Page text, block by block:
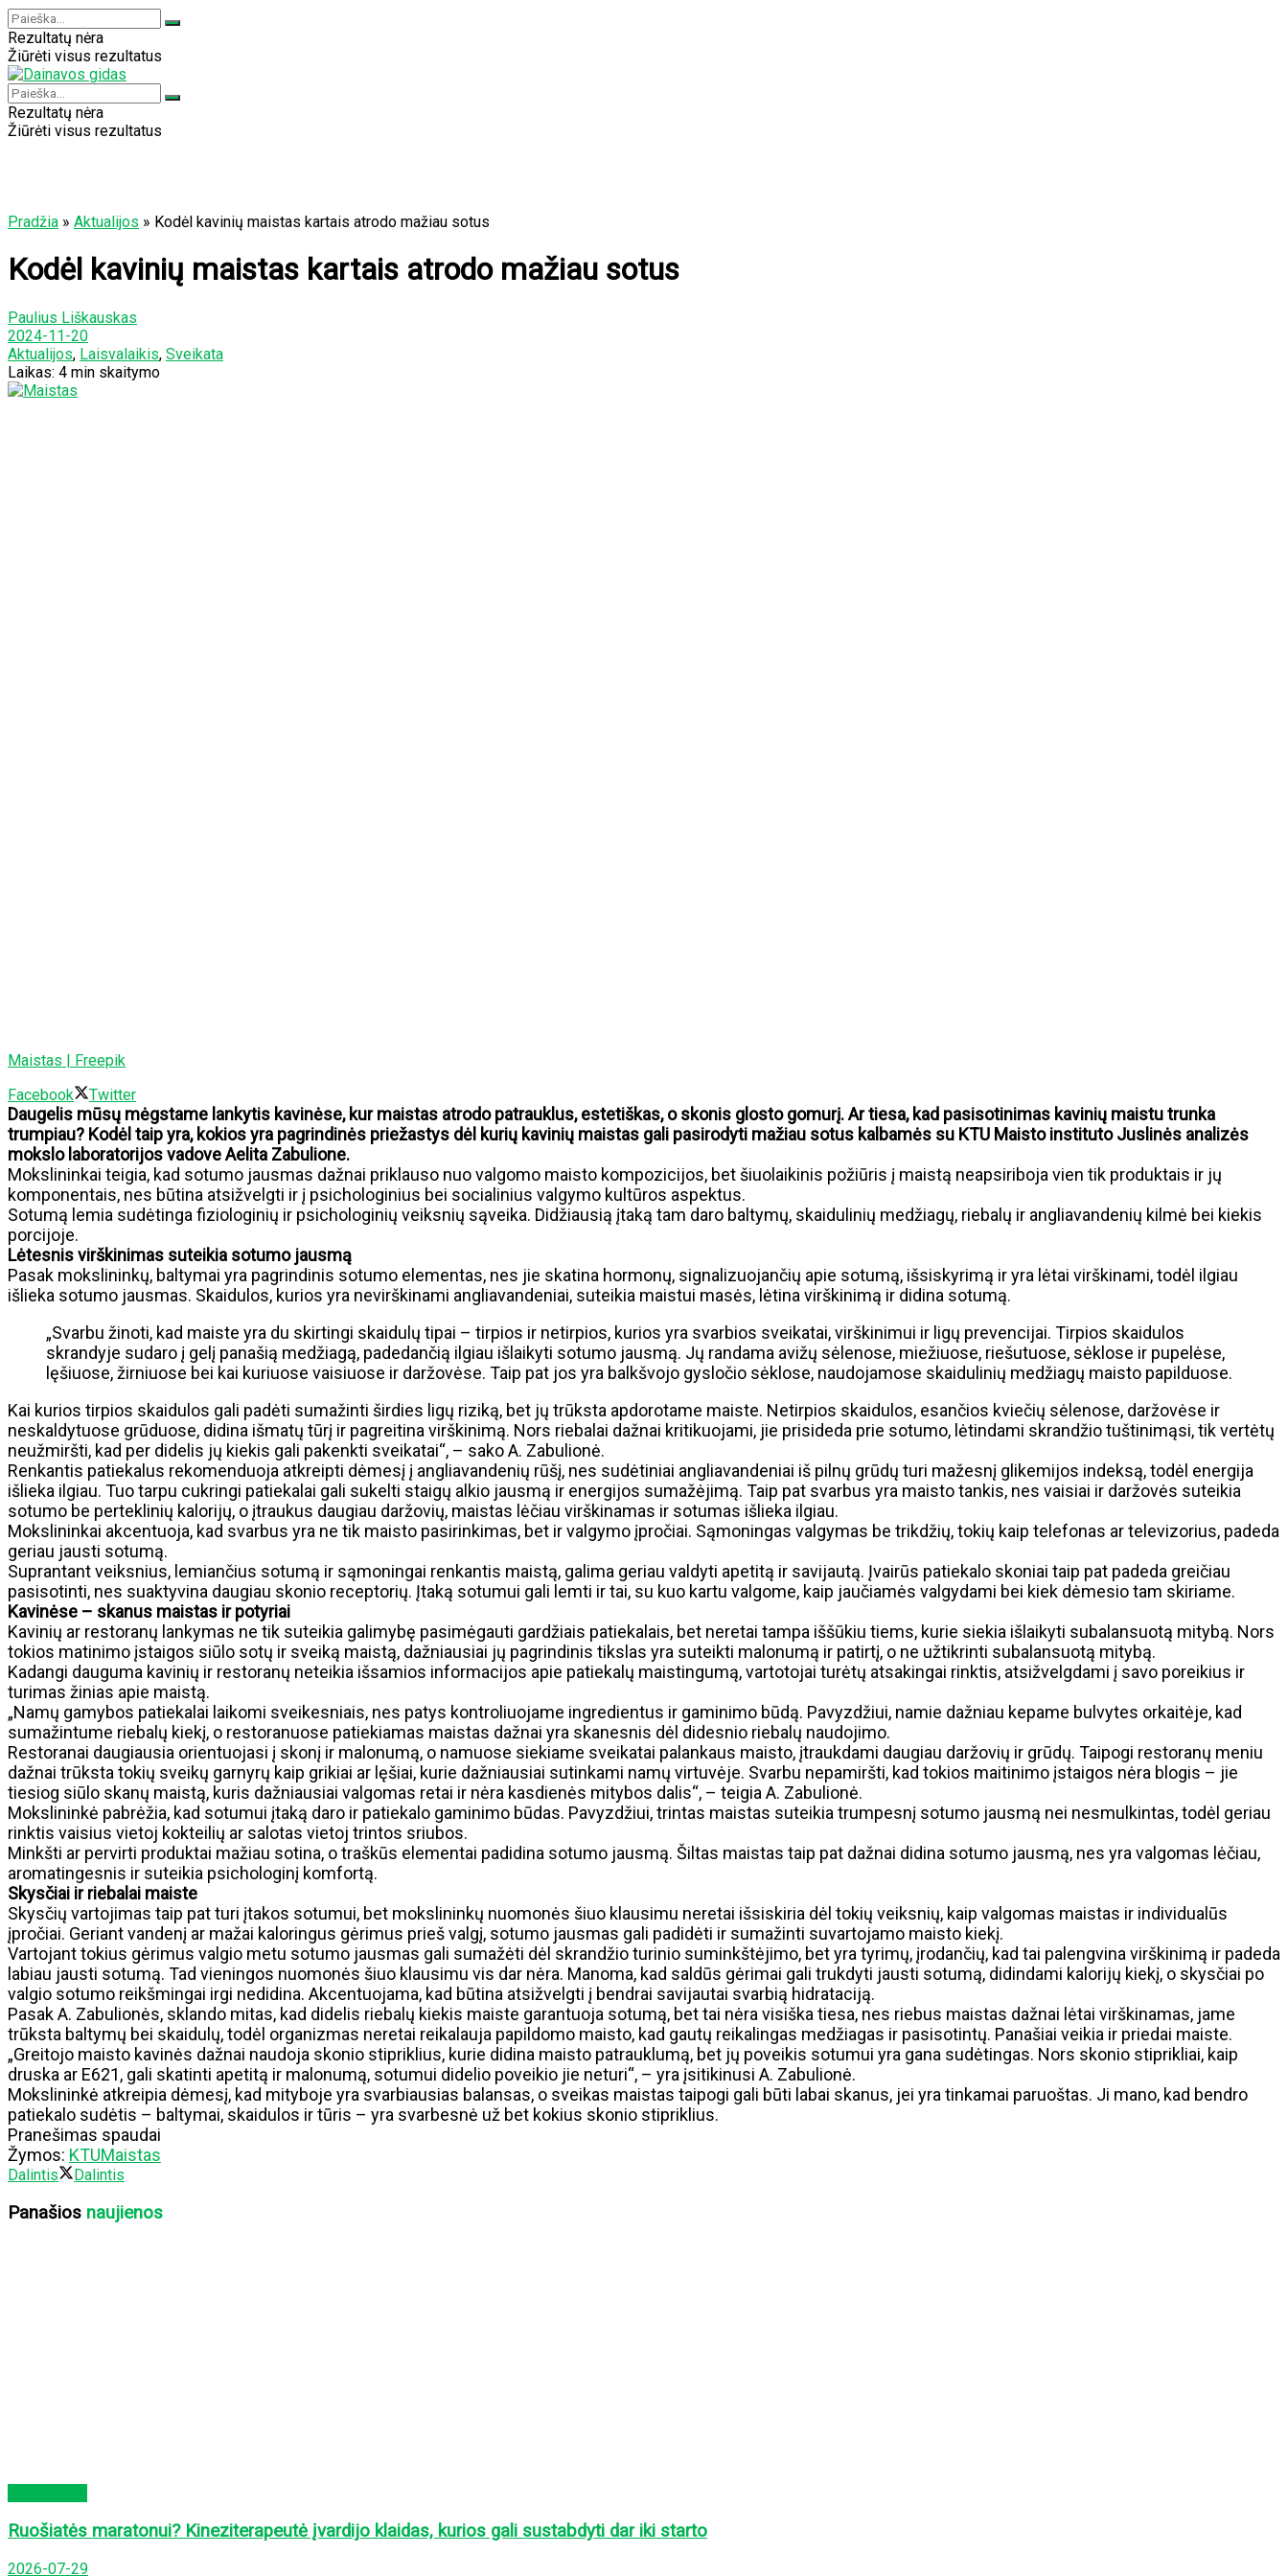
Rezultatų nėra
Žiūrėti visus rezultatus
Rezultatų nėra
Žiūrėti visus rezultatus
Pradžia » Aktualijos » Kodėl kavinių maistas kartais atrodo mažiau sotus
Kodėl kavinių maistas kartais atrodo mažiau sotus
Paulius Liškauskas
2024-11-20
Aktualijos, Laisvalaikis, Sveikata
Laikas: 4 min skaitymo
Maistas | Freepik
Facebook
Twitter
Daugelis mūsų mėgstame lankytis kavinėse, kur maistas atrodo patrauklus, estetiškas, o skonis glosto gomurį. Ar tiesa, kad pasisotinimas kavinių maistu trunka
trumpiau? Kodėl taip yra, kokios yra pagrindinės priežastys dėl kurių kavinių maistas gali pasirodyti mažiau sotus kalbamės su KTU Maisto instituto Juslinės analizės
mokslo laboratorijos vadove Aelita Zabulione.
Mokslininkai teigia, kad sotumo jausmas dažnai priklauso nuo valgomo maisto kompozicijos, bet šiuolaikinis požiūris į maistą neapsiriboja vien tik produktais ir jų
komponentais, nes būtina atsižvelgti ir į psichologinius bei socialinius valgymo kultūros aspektus.
Sotumą lemia sudėtinga fiziologinių ir psichologinių veiksnių sąveika. Didžiausią įtaką tam daro baltymų, skaidulinių medžiagų, riebalų ir angliavandenių kilmė bei kiekis
porcijoje.
Lėtesnis virškinimas suteikia sotumo jausmą
Pasak mokslininkų, baltymai yra pagrindinis sotumo elementas, nes jie skatina hormonų, signalizuojančių apie sotumą, išsiskyrimą ir yra lėtai virškinami, todėl ilgiau
išlieka sotumo jausmas. Skaidulos, kurios yra nevirškinami angliavandeniai, suteikia maistui masės, lėtina virškinimą ir didina sotumą.
„Svarbu žinoti, kad maiste yra du skirtingi skaidulų tipai – tirpios ir netirpios, kurios yra svarbios sveikatai, virškinimui ir ligų prevencijai. Tirpios skaidulos
skrandyje sudaro į gelį panašią medžiagą, padedančią ilgiau išlaikyti sotumo jausmą. Jų randama avižų sėlenose, miežiuose, riešutuose, sėklose ir pupelėse,
lęšiuose, žirniuose bei kai kuriuose vaisiuose ir daržovėse. Taip pat jos yra balkšvojo gysločio sėklose, naudojamose skaidulinių medžiagų maisto papilduose.
Kai kurios tirpios skaidulos gali padėti sumažinti širdies ligų riziką, bet jų trūksta apdorotame maiste. Netirpios skaidulos, esančios kviečių sėlenose, daržovėse ir
neskaldytuose grūduose, didina išmatų tūrį ir pagreitina virškinimą. Nors riebalai dažnai kritikuojami, jie prisideda prie sotumo, lėtindami skrandžio tuštinimąsi, tik vertėtų
neužmiršti, kad per didelis jų kiekis gali pakenkti sveikatai“, – sako A. Zabulionė.
Renkantis patiekalus rekomenduoja atkreipti dėmesį į angliavandenių rūšį, nes sudėtiniai angliavandeniai iš pilnų grūdų turi mažesnį glikemijos indeksą, todėl energija
išlieka ilgiau. Tuo tarpu cukringi patiekalai gali sukelti staigų alkio jausmą ir energijos sumažėjimą. Taip pat svarbus yra maisto tankis, nes vaisiai ir daržovės suteikia
sotumo be perteklinių kalorijų, o įtraukus daugiau daržovių, maistas lėčiau virškinamas ir sotumas išlieka ilgiau.
Mokslininkai akcentuoja, kad svarbus yra ne tik maisto pasirinkimas, bet ir valgymo įpročiai. Sąmoningas valgymas be trikdžių, tokių kaip telefonas ar televizorius, padeda
geriau jausti sotumą.
Suprantant veiksnius, lemiančius sotumą ir sąmoningai renkantis maistą, galima geriau valdyti apetitą ir savijautą. Įvairūs patiekalo skoniai taip pat padeda greičiau
pasisotinti, nes suaktyvina daugiau skonio receptorių. Įtaką sotumui gali lemti ir tai, su kuo kartu valgome, kaip jaučiamės valgydami bei kiek dėmesio tam skiriame.
Kavinėse – skanus maistas ir potyriai
Kavinių ar restoranų lankymas ne tik suteikia galimybę pasimėgauti gardžiais patiekalais, bet neretai tampa iššūkiu tiems, kurie siekia išlaikyti subalansuotą mitybą. Nors
tokios matinimo įstaigos siūlo sotų ir sveiką maistą, dažniausiai jų pagrindinis tikslas yra suteikti malonumą ir patirtį, o ne užtikrinti subalansuotą mitybą.
Kadangi dauguma kavinių ir restoranų neteikia išsamios informacijos apie patiekalų maistingumą, vartotojai turėtų atsakingai rinktis, atsižvelgdami į savo poreikius ir
turimas žinias apie maistą.
„Namų gamybos patiekalai laikomi sveikesniais, nes patys kontroliuojame ingredientus ir gaminimo būdą. Pavyzdžiui, namie dažniau kepame bulvytes orkaitėje, kad
sumažintume riebalų kiekį, o restoranuose patiekiamas maistas dažnai yra skanesnis dėl didesnio riebalų naudojimo.
Restoranai daugiausia orientuojasi į skonį ir malonumą, o namuose siekiame sveikatai palankaus maisto, įtraukdami daugiau daržovių ir grūdų. Taipogi restoranų meniu
dažnai trūksta tokių sveikų garnyrų kaip grikiai ar lęšiai, kurie dažniausiai sutinkami namų virtuvėje. Svarbu nepamiršti, kad tokios maitinimo įstaigos nėra blogis – jie
tiesiog siūlo skanų maistą, kuris dažniausiai valgomas retai ir nėra kasdienės mitybos dalis“, – teigia A. Zabulionė.
Mokslininkė pabrėžia, kad sotumui įtaką daro ir patiekalo gaminimo būdas. Pavyzdžiui, trintas maistas suteikia trumpesnį sotumo jausmą nei nesmulkintas, todėl geriau
rinktis vaisius vietoj kokteilių ar salotas vietoj trintos sriubos.
Minkšti ar pervirti produktai mažiau sotina, o traškūs elementai padidina sotumo jausmą. Šiltas maistas taip pat dažnai didina sotumo jausmą, nes yra valgomas lėčiau,
aromatingesnis ir suteikia psichologinį komfortą.
Skysčiai ir riebalai maiste
Skysčių vartojimas taip pat turi įtakos sotumui, bet mokslininkų nuomonės šiuo klausimu neretai išsiskiria dėl tokių veiksnių, kaip valgomas maistas ir individualūs
įpročiai. Geriant vandenį ar mažai kaloringus gėrimus prieš valgį, sotumo jausmas gali padidėti ir sumažinti suvartojamo maisto kiekį.
Vartojant tokius gėrimus valgio metu sotumo jausmas gali sumažėti dėl skrandžio turinio suminkštėjimo, bet yra tyrimų, įrodančių, kad tai palengvina virškinimą ir padeda
labiau jausti sotumą. Tad vieningos nuomonės šiuo klausimu vis dar nėra. Manoma, kad saldūs gėrimai gali trukdyti jausti sotumą, didindami kalorijų kiekį, o skysčiai po
valgio sotumo reikšmingai irgi nedidina. Akcentuojama, kad būtina atsižvelgti į bendrai savijautai svarbią hidrataciją.
Pasak A. Zabulionės, sklando mitas, kad didelis riebalų kiekis maiste garantuoja sotumą, bet tai nėra visiška tiesa, nes riebus maistas dažnai lėtai virškinamas, jame
trūksta baltymų bei skaidulų, todėl organizmas neretai reikalauja papildomo maisto, kad gautų reikalingas medžiagas ir pasisotintų. Panašiai veikia ir priedai maiste.
„Greitojo maisto kavinės dažnai naudoja skonio stipriklius, kurie didina maisto patrauklumą, bet jų poveikis sotumui yra gana sudėtingas. Nors skonio stiprikliai, kaip
druska ar E621, gali skatinti apetitą ir malonumą, sotumui didelio poveikio jie neturi“, – yra įsitikinusi A. Zabulionė.
Mokslininkė atkreipia dėmesį, kad mityboje yra svarbiausias balansas, o sveikas maistas taipogi gali būti labai skanus, jei yra tinkamai paruoštas. Ji mano, kad bendro
patiekalo sudėtis – baltymai, skaidulos ir tūris – yra svarbesnė už bet kokius skonio stipriklius.
Pranešimas spaudai
Žymos: KTUMaistas
Dalintis Dalintis
Panašios naujienos
Ruošiatės maratonui? Kineziterapeutė įvardijo klaidas, kurios gali sustabdyti dar iki starto
2026-07-29